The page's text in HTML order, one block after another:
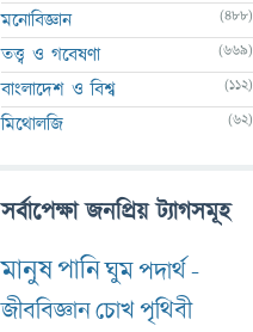
মনোবিজ্ঞান (488)
তত্ত্ব ও গবেষণা (669)
বাংলাদেশ ও বিশ্ব (112)
মিথোলজি (62)
সর্বাপেক্ষা জনপ্রিয় ট্যাগসমূহ
মানুষপানিঘুমপদার্থ-
জীববিজ্ঞানচোখপৃথিবী